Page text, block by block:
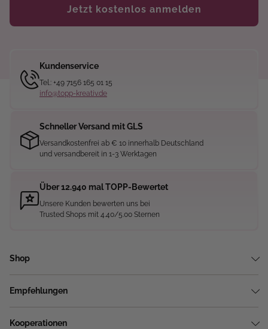
Jetzt kostenlos anmelden
Kundenservice
Tel.: +49 7156 165 01 15
info@topp-kreativ.de
Schneller Versand mit GLS
Versandkostenfrei ab € 10 innerhalb Deutschland
und versandbereit in 1-3 Werktagen
Über 12.940 mal TOPP-Bewertet
Unsere Kunden bewerten uns bei
Trusted Shops mit 4.40/5.00 Sternen
Shop
Empfehlungen
Kooperationen